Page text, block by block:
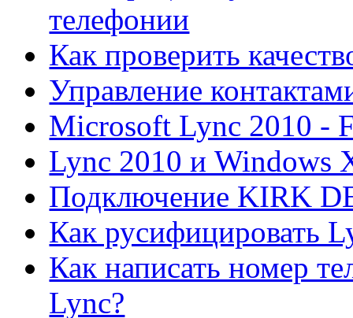
телефонии
Как проверить
Управление
Microsoft Lync 2010 -
Lync 2010 и Windows
Подключение KIRK
Как русифицировать
Как написать номер
Lync?